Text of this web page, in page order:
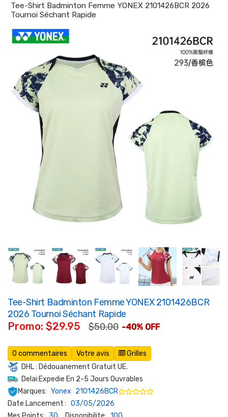
Tee-Shirt Badminton Femme YONEX 2101426BCR 2026
Tournoi Séchant Rapide
Tee-Shirt Badminton Femme YONEX 2101426BCR
2026 Tournoi Séchant Rapide
Promo: $29.95 $50.00 -40% OFF
0 commentaires Votre avis
Grilles
DHL : Dédouanement Gratuit UE.
Delai:Expedie En 2-5 Jours Ouvrables
Marques: Yonex 2101426BCR
Date Lancement : 03/05/2026